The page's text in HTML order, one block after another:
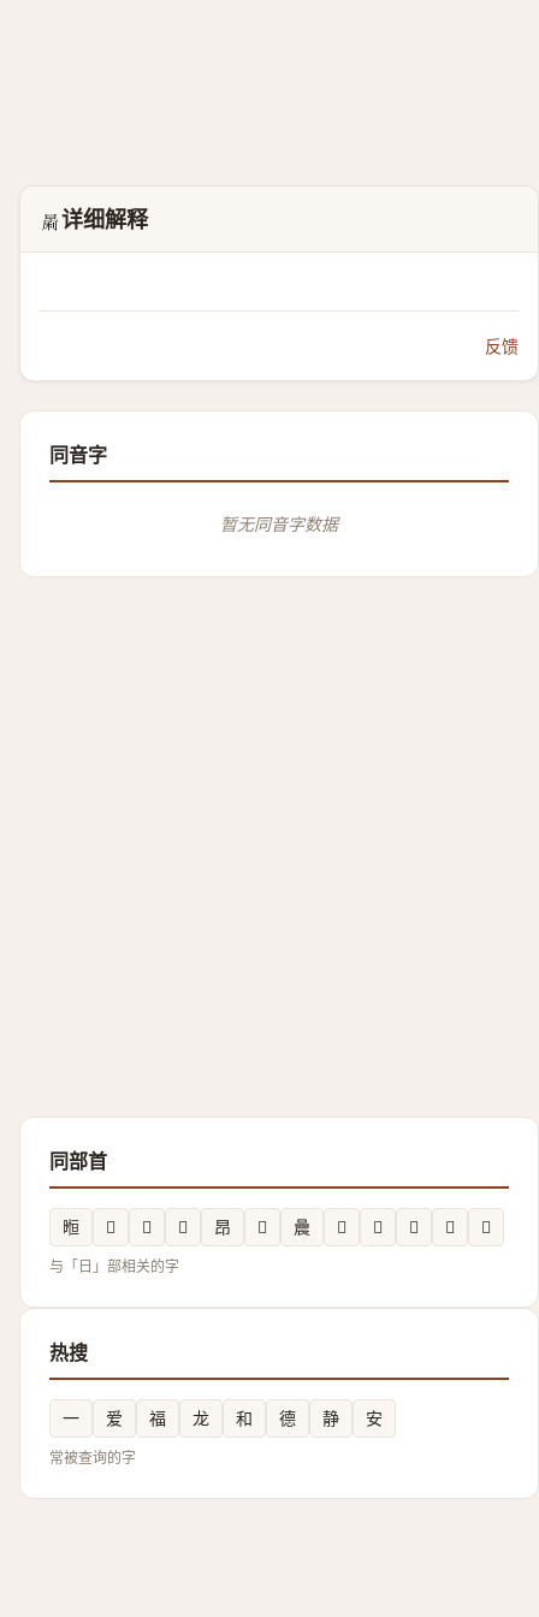
𱢟详细解释
反馈
同音字
暂无同音字数据
同部首
暅 𲥉 𣌵 𱢉 昂 𪰳 曟 𭧪 𣊷 𲤽 𰖒 𣇒
与「日」部相关的字
热搜
一 爱 福 龙 和 德 静 安
常被查询的字